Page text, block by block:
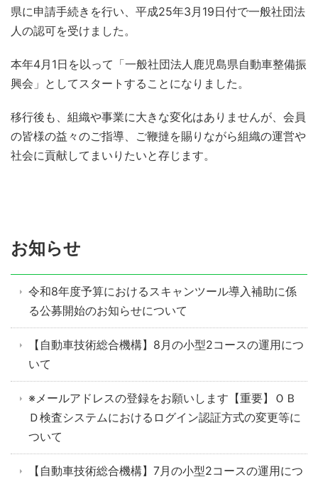
県に申請手続きを行い、平成25年3月19日付で一般社団法
人の認可を受けました。
本年4月1日を以って「一般社団法人鹿児島県自動車整備振
興会」としてスタートすることになりました。
移行後も、組織や事業に大きな変化はありませんが、会員
の皆様の益々のご指導、ご鞭撻を賜りながら組織の運営や
社会に貢献してまいりたいと存じます。
お知らせ
令和8年度予算におけるスキャンツール導入補助に係
る公募開始のお知らせについて
【自動車技術総合機構】8月の小型2コースの運用につ
いて
※メールアドレスの登録をお願いします【重要】ＯＢ
Ｄ検査システムにおけるログイン認証方式の変更等に
ついて
【自動車技術総合機構】7月の小型2コースの運用につ